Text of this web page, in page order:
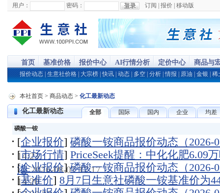
用户： 密码： 订阅 报价 移动版
首页 基准价格 报价中心 AI行情分析 定价中心 商品与
报价动态 生意社价格 大宗榜 |快讯 动态 多空 分析 |情报 原油 金银 稀
本社首页 > 商品动态 > 化工最新动态
化工最新动态 全部 国际 国内 企业 均差
磷酸一铵
[企业报价] 磷酸一铵商品报价动态（2026-
14:23
[市场行情] PriceSeek提醒：中化化肥6.09
港 2026-08-07 17:17
[企业报价]磷酸一铵商品报价动态（2026-
14:20
[基准价] 8月7日生意社磷酸一铵基准价为